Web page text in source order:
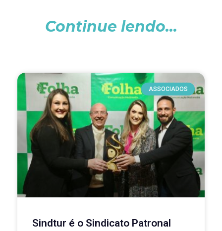
Continue lendo...
ASSOCIADOS
Sindtur é o Sindicato Patronal